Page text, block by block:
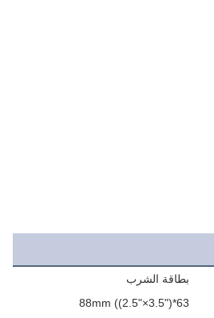
بطاقة الشرب
63*88mm ((2.5"×3.5")